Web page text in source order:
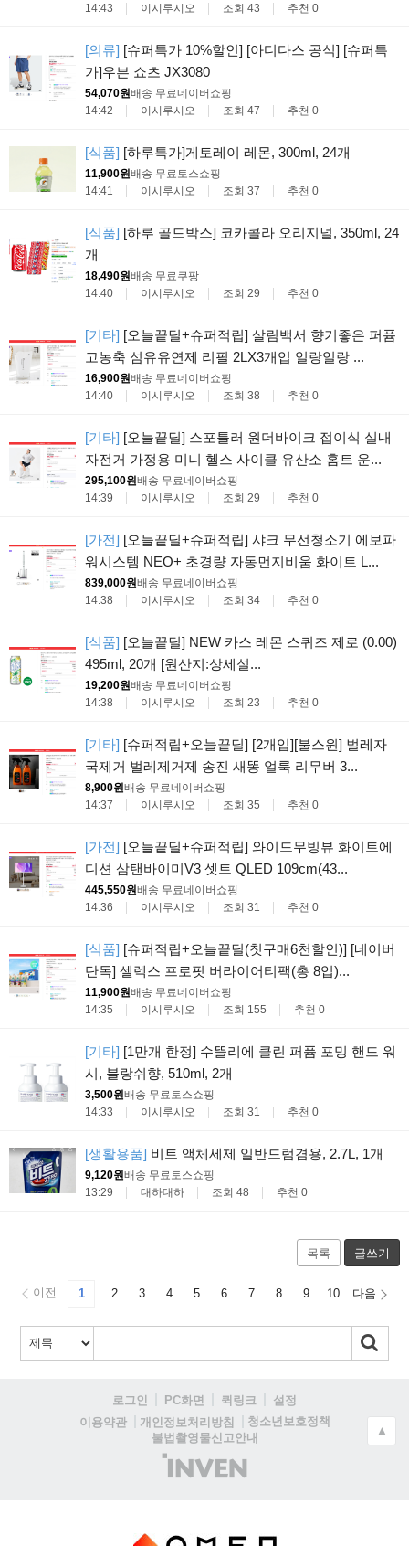
14:43
이시루시오 조회 43 추천 0
[의류] [슈퍼특가 10%할인] [아디다스 공식] [슈퍼특
가]우븐 쇼츠 JX3080
54,070원배송 무료네이버쇼핑
14:42
이시루시오 조회 47 추천 0
[식품] [하루특가]게토레이 레몬, 300ml, 24개
11,900원배송 무료 토스쇼핑
14:41
이시루시오 조회 37 추천 0
[식품] [하루 골드박스] 코카콜라 오리지널, 350ml, 24
개
18,490원배송 무료 쿠팡
14:40
이시루시오 조회 29 추천 0
[기타] [오늘끝딜+슈퍼적립] 살림백서 향기좋은 퍼퓸
고농축 섬유유연제 리필 2LX3개입 일랑일랑 ...
16,900원배송 무료네이버쇼핑
14:40
이시루시오 조회 38 추천 0
[기타] [오늘끝딜] 스포틀러 원더바이크 접이식 실내
자전거 가정용 미니 헬스 사이클 유산소 홈트 운...
295,100원배송 무료네이버쇼핑
14:39
이시루시오 조회 29 추천 0
[가전] [오늘끝딜+슈퍼적립] 샤크 무선청소기 에보파
워시스템 NEO+ 초경량 자동먼지비움 화이트 L...
839,000원배송 무료네이버쇼핑
14:38
이시루시오 조회 34 추천 0
[식품] [오늘끝딜] NEW 카스 레몬 스퀴즈 제로 (0.00)
495ml, 20개 [원산지:상세설...
19,200원배송 무료네이버쇼핑
14:38
이시루시오 조회 23 추천 0
[기타] [슈퍼적립+오늘끝딜] [2개입][불스원] 벌레자
국제거 벌레제거제 송진 새똥 얼룩 리무버 3...
8,900원배송 무료네이버쇼핑
14:37
이시루시오 조회 35 추천 0
[가전] [오늘끝딜+슈퍼적립] 와이드무빙뷰 화이트에
디션 삼탠바이미V3 셋트 QLED 109cm(43...
445,550원배송 무료네이버쇼핑
14:36
이시루시오 조회 31 추천 0
[식품] [슈퍼적립+오늘끝딜(첫구매6천할인)] [네이버
단독] 셀렉스 프로핏 버라이어티팩(총 8입)...
11,900원배송 무료네이버쇼핑
14:35
이시루시오 조회 155 추천 0
[기타] [1만개 한정] 수뜰리에 클린 퍼퓸 포밍 핸드 워
시, 블랑쉬향, 510ml, 2개
3,500원배송 무료 토스쇼핑
14:33
이시루시오 조회 31 추천 0
[생활용품] 비트 액체세제 일반드럼겸용, 2.7L, 1개
9,120원배송 무료 토스쇼핑
13:29
대하대하 조회 48 추천 0
목록 글쓰기
이전 1 2 3 4 5 6 7 8 9 10 다음
로그인 PC화면 퀵링크
설정
이용약관
개인정보처리방침
청소년보호정책
불법촬영물신고안내
(주)
인
▲